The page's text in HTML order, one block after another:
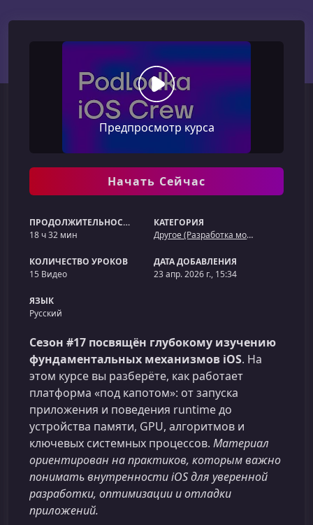
Предпросмотр курса
Начать Сейчас
ПРОДОЛЖИТЕЛЬНОСТЬ
18 ч 32 мин
КАТЕГОРИЯ
Другое (Разработка мобильных приложений)
КОЛИЧЕСТВО УРОКОВ
15 Видео
ДАТА ДОБАВЛЕНИЯ
23 апр. 2026 г., 15:34
ЯЗЫК
Русский
Сезон #17 посвящён глубокому изучению
фундаментальных механизмов iOS. На
этом курсе вы разберёте, как работает
платформа «под капотом»: от запуска
приложения и поведения runtime до
устройства памяти, GPU, алгоритмов и
ключевых системных процессов. Материал
ориентирован на практиков, которым важно
понимать внутренности iOS для уверенной
разработки, оптимизации и отладки
приложений.